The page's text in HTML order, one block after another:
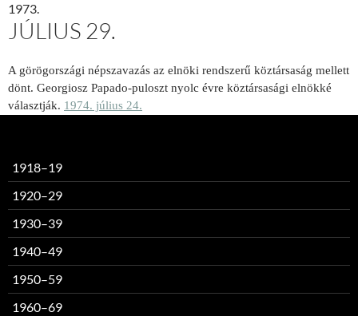
1973.
JÚLIUS 29.
A görögországi népszavazás az elnöki rendszerű köztársaság mellett
dönt. Georgiosz Papado-puloszt nyolc évre köztársasági elnökké
választják. 1974. július 24.
1918–19
1920–29
1930–39
1940–49
1950–59
1960–69